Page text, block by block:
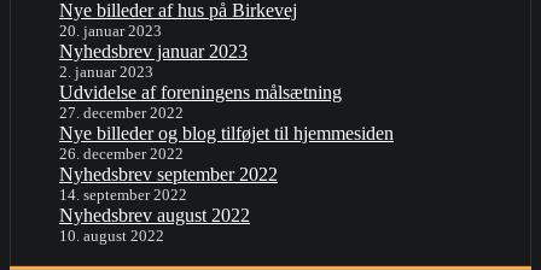
Nye billeder af hus på Birkevej
20. januar 2023
Nyhedsbrev januar 2023
2. januar 2023
Udvidelse af foreningens målsætning
27. december 2022
Nye billeder og blog tilføjet til hjemmesiden
26. december 2022
Nyhedsbrev september 2022
14. september 2022
Nyhedsbrev august 2022
10. august 2022